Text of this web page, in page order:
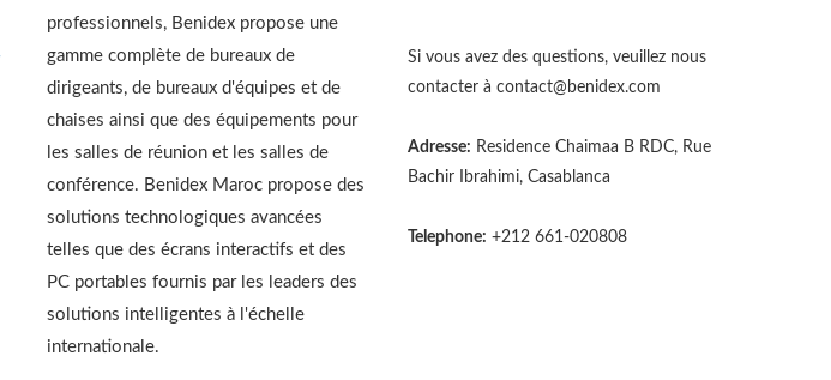
professionnels, Benidex propose une
gamme complète de bureaux de
dirigeants, de bureaux d'équipes et de
chaises ainsi que des équipements pour
les salles de réunion et les salles de
conférence. Benidex Maroc propose des
solutions technologiques avancées
telles que des écrans interactifs et des
PC portables fournis par les leaders des
solutions intelligentes à l'échelle
internationale.
Si vous avez des questions, veuillez nous
contacter à contact@benidex.com
Adresse: Residence Chaimaa B RDC, Rue
Bachir Ibrahimi, Casablanca
Telephone: +212 661-020808